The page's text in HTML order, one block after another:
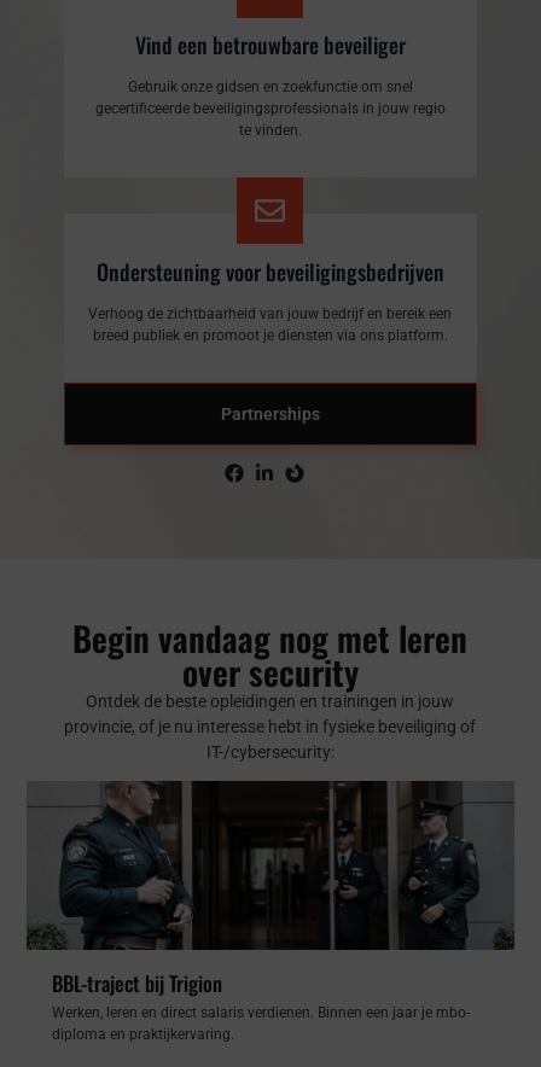
Vind een betrouwbare beveiliger
Gebruik onze gidsen en zoekfunctie om snel
gecertificeerde beveiligingsprofessionals in jouw regio
te vinden.
Ondersteuning voor beveiligingsbedrijven
Verhoog de zichtbaarheid van jouw bedrijf en bereik een
breed publiek en promoot je diensten via ons platform.
Partnerships
Begin vandaag nog met leren
over security
Ontdek de beste opleidingen en trainingen in jouw
provincie, of je nu interesse hebt in fysieke beveiliging of
IT-/cybersecurity:
BBL-traject bij Trigion
Werken, leren en direct salaris verdienen. Binnen een jaar je mbo-
diploma en praktijkervaring.